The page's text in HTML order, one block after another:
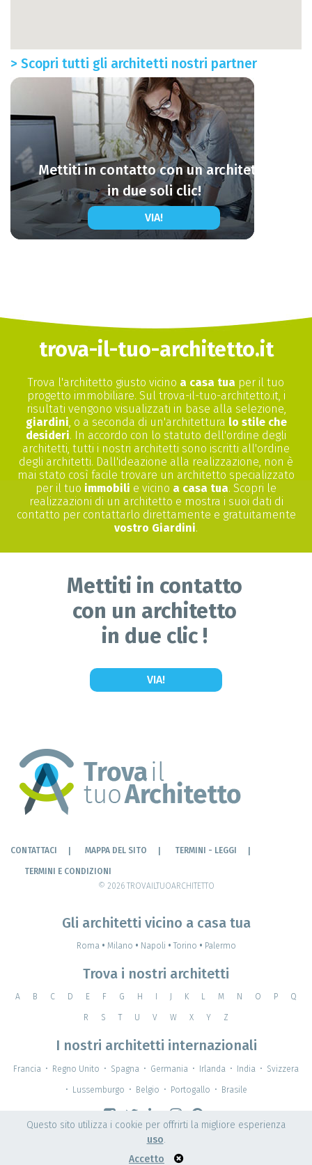
> Scopri tutti gli architetti nostri partner
Mettiti in contatto con un architetto
in due soli clic!
VIA!
trova-il-tuo-architetto.it
Trova l'architetto giusto vicino a casa tua per il tuo
progetto immobiliare. Sul trova-il-tuo-architetto.it, i
risultati vengono visualizzati in base alla selezione,
giardini, o a seconda di un'architettura lo stile che
desideri. In accordo con lo statuto dell'ordine degli
architetti, tutti i nostri architetti sono iscritti all'ordine
degli architetti. Dall'ideazione alla realizzazione, non è
mai stato così facile trovare un architetto specializzato
per il tuo immobili e vicino a casa tua. Scopri le
realizzazioni di un architetto e mostra i suoi dati di
contatto per contattarlo direttamente e gratuitamente
vostro Giardini.
Mettiti in contatto
con un architetto
in due clic !
VIA!
CONTATTACI MAPPA DEL SITO TERMINI - LEGGI
TERMINI E CONDIZIONI
© 2026 TROVAILTUOARCHITETTO
Gli architetti vicino a casa tua
Roma • Milano • Napoli • Torino • Palermo
Trova i nostri architetti
A B C D E F G H K L M N O P Q
R S T U V W X Y Z
I nostri architetti internazionali
Francia • Regno Unito • Spagna • Germania • Irlanda • India • Svizzera
• Lussemburgo • Belgio • Portogallo • Brasile
Questo sito utilizza i cookie per offrirti la migliore esperienza
uso.
Accetto